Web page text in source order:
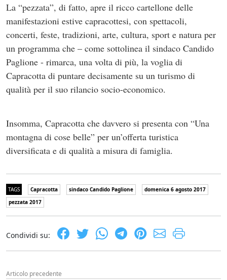
La “pezzata”, di fatto, apre il ricco cartellone delle
manifestazioni estive capracottesi, con spettacoli,
concerti, feste, tradizioni, arte, cultura, sport e natura per
un programma che – come sottolinea il sindaco Candido
Paglione - rimarca, una volta di più, la voglia di
Capracotta di puntare decisamente su un turismo di
qualità per il suo rilancio socio-economico.
Insomma, Capracotta che davvero si presenta con “Una
montagna di cose belle” per un’offerta turistica
diversificata e di qualità a misura di famiglia.
TAGS Capracotta sindaco Candido Paglione
domenica 6 agosto 2017
pezzata 2017
Condividi su:
Articolo precedente